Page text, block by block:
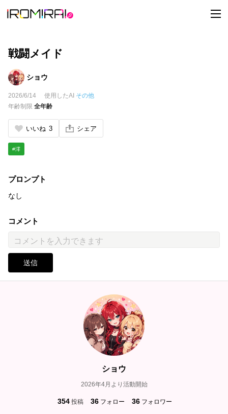
t
o
戦闘メイド
ショウ
2026/6/14 使用したAI その他
年齢制限 全年齢
いいね 3 シェア
#澪
プロンプト
なし
コメント
送信
ショウ
2026年4月より活動開始
354 投稿 36 フォロー 36 フォロワー